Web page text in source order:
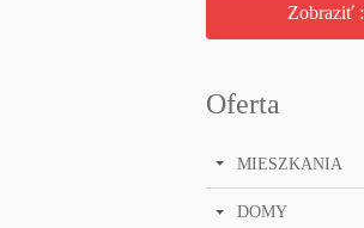
Zobraziť :
Oferta
MIESZKANIA
DOMY